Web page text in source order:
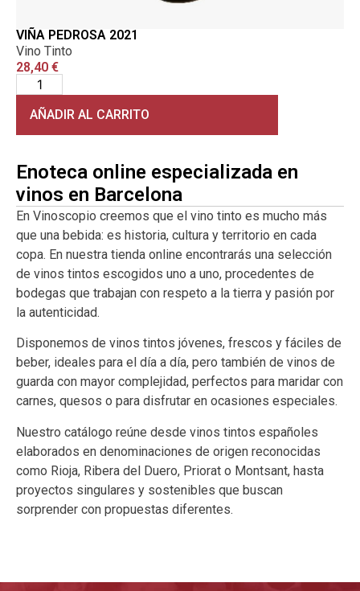
VIÑA PEDROSA 2021
Vino Tinto
28,40 €
AÑADIR AL CARRITO
Enoteca online especializada en
vinos en Barcelona
En Vinoscopio creemos que el vino tinto es mucho más
que una bebida: es historia, cultura y territorio en cada
copa. En nuestra tienda online encontrarás una selección
de vinos tintos escogidos uno a uno, procedentes de
bodegas que trabajan con respeto a la tierra y pasión por
la autenticidad.
Disponemos de vinos tintos jóvenes, frescos y fáciles de
beber, ideales para el día a día, pero también de vinos de
guarda con mayor complejidad, perfectos para maridar con
carnes, quesos o para disfrutar en ocasiones especiales.
Nuestro catálogo reúne desde vinos tintos españoles
elaborados en denominaciones de origen reconocidas
como Rioja, Ribera del Duero, Priorat o Montsant, hasta
proyectos singulares y sostenibles que buscan
sorprender con propuestas diferentes.